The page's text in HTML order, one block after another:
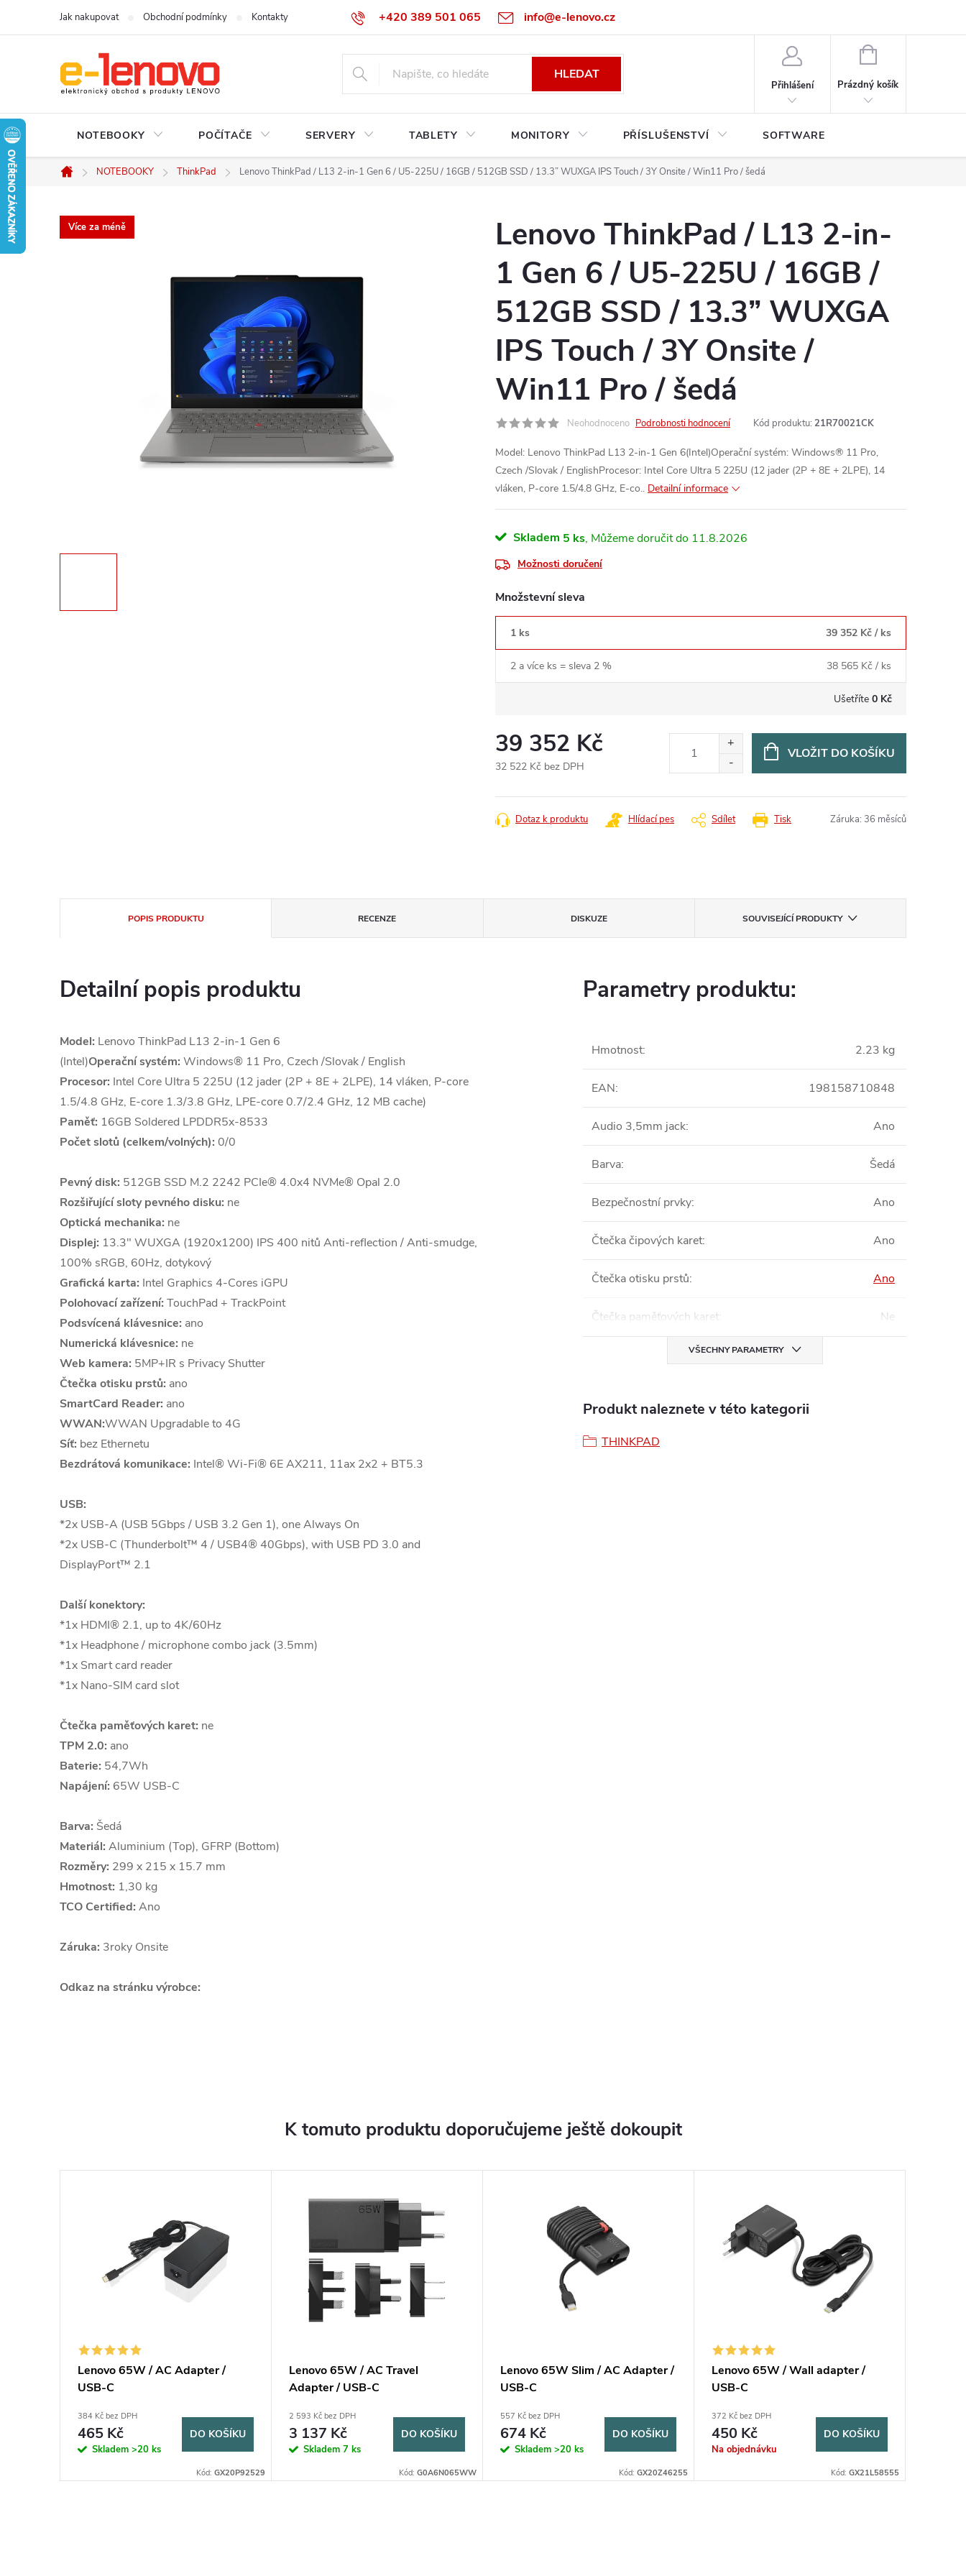
+420 389 501 065 info@e-lenovo.cz
Jak nakupovat Obchodní podmínky Kontakty
HLEDAT
Přihlášení
NÁKUPNÍ
Prázdný košík
NOTEBOOKY POČÍTAČE SERVERY TABLETY MONITORY PŘÍSLUŠENSTVÍ SOFTWARE
Domů
NOTEBOOKY ThinkPad Lenovo ThinkPad / L13 2-in-1 Gen 6 / U5-225U / 16GB / 512GB SSD / 13.3” WUXGA IPS Touch / 3Y Onsite / Win11 Pro / šedá
Více za méně
Lenovo ThinkPad / L13 2-in-
1 Gen 6 / U5-225U / 16GB /
512GB SSD / 13.3” WUXGA
IPS Touch / 3Y Onsite /
Win11 Pro / šedá
Neohodnoceno Podrobnosti hodnocení Kód produktu: 21R70021CK
Model: Lenovo ThinkPad L13 2-in-1 Gen 6(Intel)Operační systém: Windows® 11 Pro,
Czech /Slovak / EnglishProcesor: Intel Core Ultra 5 225U (12 jader (2P + 8E + 2LPE), 14
vláken, P-core 1.5/4.8 GHz, E-co.. Detailní informace
Skladem 5 ks 11.8.2026
Možnosti doručení
Množstevní sleva
1 ks 39 352 Kč / ks
2 a více ks = sleva 2 % 38 565 Kč / ks
Ušetříte 0 Kč
39 352 Kč
32 522 Kč bez DPH
cena:
VLOŽIT DO KOŠÍKU
Tisk
Dotaz k produktu Hlídací pes Sdílet Záruka: 36 měsíců
POPIS PRODUKTU RECENZE DISKUZE SOUVISEJÍCÍ PRODUKTY
Detailní popis produktu
Model: Lenovo ThinkPad L13 2-in-1 Gen 6
(Intel)Operační systém: Windows® 11 Pro, Czech /Slovak / English
Procesor: Intel Core Ultra 5 225U (12 jader (2P + 8E + 2LPE), 14 vláken, P-core
1.5/4.8 GHz, E-core 1.3/3.8 GHz, LPE-core 0.7/2.4 GHz, 12 MB cache)
Paměť: 16GB Soldered LPDDR5x-8533
Počet slotů (celkem/volných): 0/0
Pevný disk: 512GB SSD M.2 2242 PCIe® 4.0x4 NVMe® Opal 2.0
Rozšiřující sloty pevného disku: ne
Optická mechanika: ne
Displej: 13.3" WUXGA (1920x1200) IPS 400 nitů Anti-reflection / Anti-smudge,
100% sRGB, 60Hz, dotykový
Grafická karta: Intel Graphics 4-Cores iGPU
Polohovací zařízení: TouchPad + TrackPoint
Podsvícená klávesnice: ano
Numerická klávesnice: ne
Web kamera: 5MP+IR s Privacy Shutter
Čtečka otisku prstů: ano
SmartCard Reader: ano
WWAN:WWAN Upgradable to 4G
Síť: bez Ethernetu
Bezdrátová komunikace: Intel® Wi-Fi® 6E AX211, 11ax 2x2 + BT5.3
USB:
*2x USB-A (USB 5Gbps / USB 3.2 Gen 1), one Always On
*2x USB-C (Thunderbolt™ 4 / USB4® 40Gbps), with USB PD 3.0 and
DisplayPort™ 2.1
Další konektory:
*1x HDMI® 2.1, up to 4K/60Hz
*1x Headphone / microphone combo jack (3.5mm)
*1x Smart card reader
*1x Nano-SIM card slot
Čtečka paměťových karet: ne
TPM 2.0: ano
Baterie: 54,7Wh
Napájení: 65W USB-C
Barva: Šedá
Materiál: Aluminium (Top), GFRP (Bottom)
Rozměry: 299 x 215 x 15.7 mm
Hmotnost: 1,30 kg
TCO Certified: Ano
Záruka: 3roky Onsite
Odkaz na stránku výrobce:
Parametry produktu:
Hmotnost: 2.23 kg
EAN: 198158710848
Audio 3,5mm jack: Ano
Barva: Šedá
Bezpečnostní prvky: Ano
Čtečka čipových karet: Ano
Čtečka otisku prstů: Ano
Čtečka paměťových karet: Ne
VŠECHNY PARAMETRY
Produkt naleznete v této kategorii
THINKPAD
K tomuto produktu doporučujeme ještě dokoupit
Lenovo 65W / AC Adapter /
USB-C
384 Kč bez DPH
465 Kč
Skladem >20 ks
DO KOŠÍKU
Kód: GX20P92529
Lenovo 65W / AC Travel
Adapter / USB-C
2 593 Kč bez DPH
3 137 Kč
Skladem 7 ks
DO KOŠÍKU
Kód: G0A6N065WW
Lenovo 65W Slim / AC Adapter /
USB-C
557 Kč bez DPH
674 Kč
Skladem >20 ks
DO KOŠÍKU
Kód: GX20Z46255
Lenovo 65W / Wall adapter /
USB-C
372 Kč bez DPH
450 Kč
Na objednávku
DO KOŠÍKU
Kód: GX21L58555